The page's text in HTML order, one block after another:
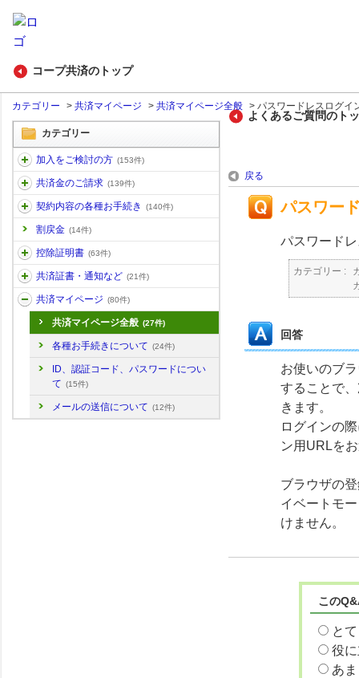
コープ共済のトップ
カテゴリー > 共済マイページ > 共済マイページ全般 > パスワードレスログイ
カテゴリー
加入をご検討の方 (153件)
共済金のご請求 (139件)
契約内容の各種お手続き (140件)
割戻金 (14件)
控除証明書 (63件)
共済証書・通知など (21件)
共済マイページ (80件)
共済マイページ全般 (27件)
各種お手続きについて (24件)
ID、認証コード、パスワードについ
て (15件)
メールの送信について (12件)
よくあるご質問のト
戻る
パスワー
パスワード
カテゴリー :
回答
お使いのブ
することで
きます。
ログインの
ン用URLを
ブラウザの
イベートモ
けません。
この
と
役
あ